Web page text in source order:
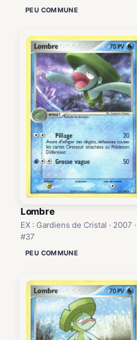
PEU COMMUNE
Lombre
EX : Gardiens de Cristal · 2007 ·
#37
PEU COMMUNE